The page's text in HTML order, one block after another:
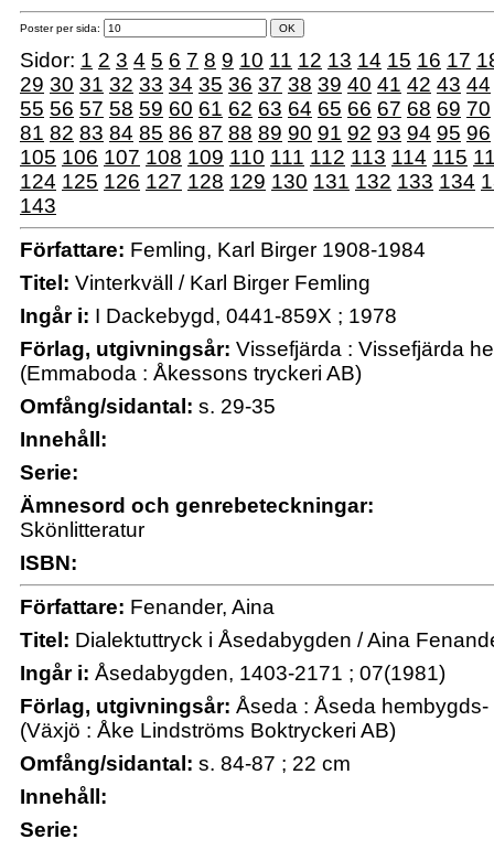
Poster per sida:
Sidor: 1 2 3 4 5 6 7 8 9 10 11 12 13 14 15 16 17
29 30 31 32 33 34 35 36 37 38 39 40 41 42 43 44
55 56 57 58 59 60 61 62 63 64 65 66 67 68 69 70
81 82 83 84 85 86 87 88 89 90 91 92 93 94 95 96
105 106 107 108 109 110 111 112 113 114 115
124 125 126 127 128 129 130 131 132 133 134
143
Författare: Femling, Karl Birger 1908-1984
Titel: Vinterkväll / Karl Birger Femling
Ingår i: I Dackebygd, 0441-859X ; 1978
Förlag, utgivningsår: Vissefjärda : Vissefjärda
(Emmaboda : Åkessons tryckeri AB)
Omfång/sidantal: s. 29-35
Innehåll:
Serie:
Ämnesord och genrebeteckningar:
Skönlitteratur
ISBN:
Författare: Fenander, Aina
Titel: Dialektuttryck i Åsedabygden / Aina
Ingår i: Åsedabygden, 1403-2171 ; 07(1981)
Förlag, utgivningsår: Åseda : Åseda
(Växjö : Åke Lindströms Boktryckeri AB)
Omfång/sidantal: s. 84-87 ; 22 cm
Innehåll:
Serie: